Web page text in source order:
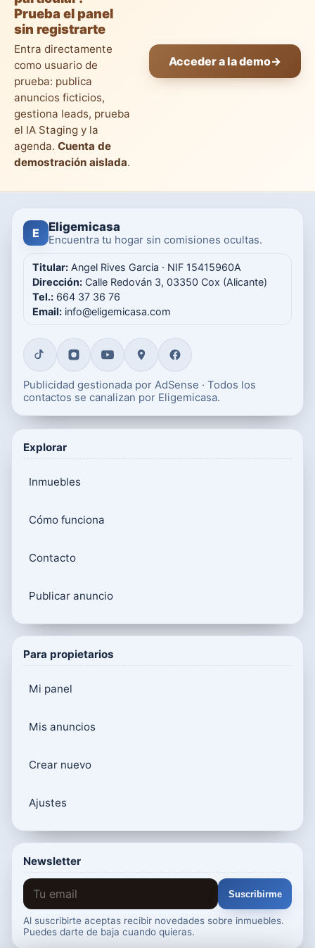
Prueba el panel
sin registrarte
Entra directamente
como usuario de
prueba: publica
anuncios ficticios,
gestiona leads, prueba
el IA Staging y la
agenda. Cuenta de
demostración aislada.
Acceder a la demo→
E Eligemicasa
Encuentra tu hogar sin comisiones ocultas.
Titular: Angel Rives Garcia · NIF 15415960A
Dirección: Calle Redován 3, 03350 Cox (Alicante)
Tel.: 664 37 36 76
Email: info@eligemicasa.com
Publicidad gestionada por AdSense · Todos los
contactos se canalizan por Eligemicasa.
Explorar
Inmuebles
Cómo funciona
Contacto
Publicar anuncio
Para propietarios
Mi panel
Mis anuncios
Crear nuevo
Ajustes
Newsletter
Suscribirme
Al suscribirte aceptas recibir novedades sobre inmuebles.
Puedes darte de baja cuando quieras.